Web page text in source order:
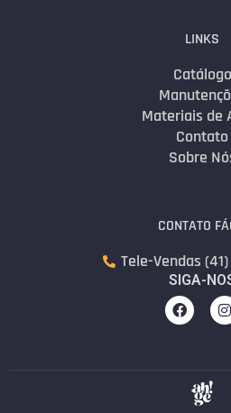
LINKS
Catálogo
Materiais de
Contato
Sobre
CONTATO
Tele-Vendas
SIGA-